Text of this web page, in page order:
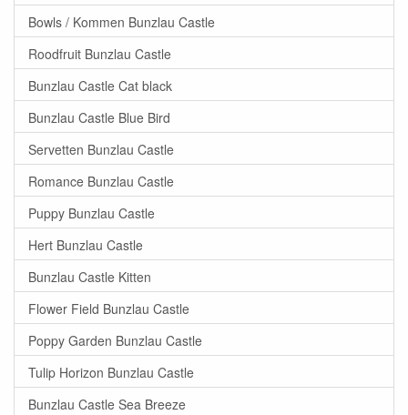
Bowls / Kommen Bunzlau Castle
Roodfruit Bunzlau Castle
Bunzlau Castle Cat black
Bunzlau Castle Blue Bird
Servetten Bunzlau Castle
Romance Bunzlau Castle
Puppy Bunzlau Castle
Hert Bunzlau Castle
Bunzlau Castle Kitten
Flower Field Bunzlau Castle
Poppy Garden Bunzlau Castle
Tulip Horizon Bunzlau Castle
Bunzlau Castle Sea Breeze